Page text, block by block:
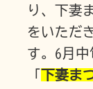
り、下妻
をいただ
す。6月
下妻ま